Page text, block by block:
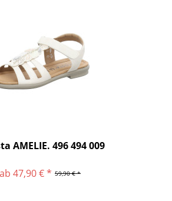
AMELIE. 496 494 009
59,90 € *
ab 47,90 € *